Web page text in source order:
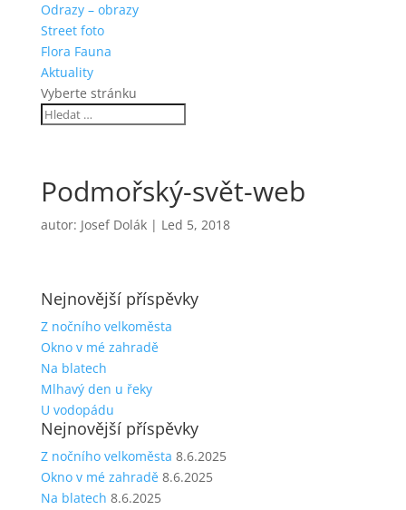
Odrazy – obrazy
Street foto
Flora Fauna
Aktuality
Vyberte stránku
Podmořský-svět-web
autor: Josef Dolák| Led 5, 2018
Nejnovější příspěvky
Z nočního velkoměsta
Okno v mé zahradě
Na blatech
Mlhavý den u řeky
U vodopádu
Nejnovější příspěvky
Z nočního velkoměsta 8.6.2025
Okno v mé zahradě 8.6.2025
Na blatech 8.6.2025